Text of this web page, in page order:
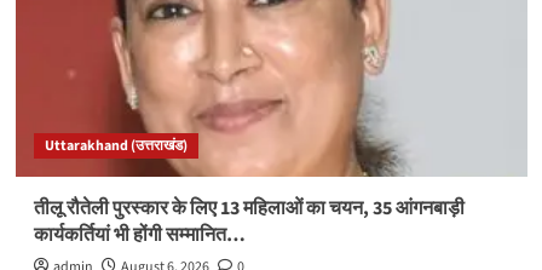
Uttarakhand (उत्तराखंड)
तीलू रौतेली पुरस्कार के लिए 13 महिलाओं का चयन, 35 आंगनबाड़ी
कार्यकर्तियां भी होंगी सम्मानित…